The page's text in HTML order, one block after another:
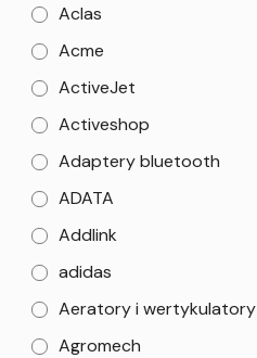
Aclas
Acme
ActiveJet
Activeshop
Adaptery bluetooth
ADATA
Addlink
adidas
Aeratory i wertykulatory
Agromech